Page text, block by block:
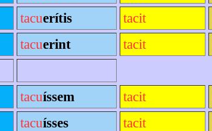
tacuerítis tacit
tacuerint tacit
tacuíssem tacit
tacuísses tacit